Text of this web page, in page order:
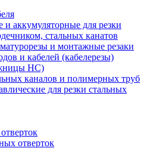
аккумуляторные для резки
стальных канатов
и монтажные резаки
и кабелей (кабелерезы)
НС)
каналов и полимерных труб
для резки стальных
отверток